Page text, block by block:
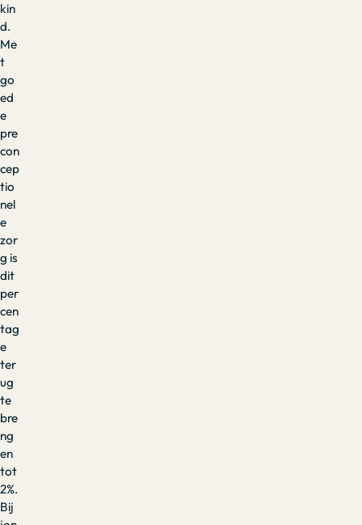
kin
d.
Me
t
go
ed
e
pre
con
cep
tio
nel
e
zor
g is
dit
per
cen
tag
e
ter
ug
te
bre
ng
en
tot
2%.
Bij